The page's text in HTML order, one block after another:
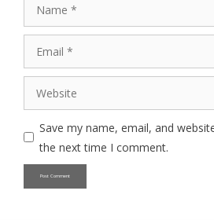
Website
Save my name, email, and
the next time I comment.